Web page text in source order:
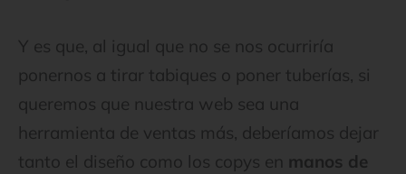
Y es que, al igual que no se nos ocurriría
ponernos a tirar tabiques o poner tuberías, si
queremos que nuestra web sea una
herramienta de ventas más, deberíamos dejar
tanto el diseño como los copys en manos de